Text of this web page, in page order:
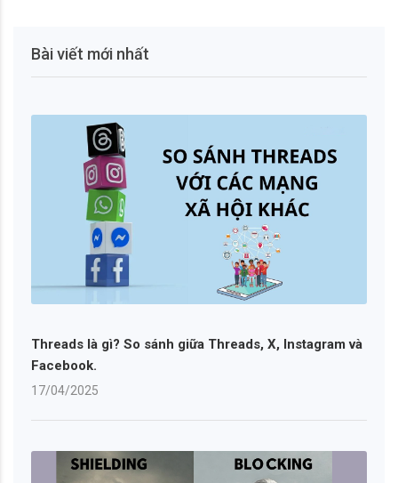
Bài viết mới nhất
Threads là gì? So sánh giữa Threads, X, Instagram và
Facebook.
17/04/2025